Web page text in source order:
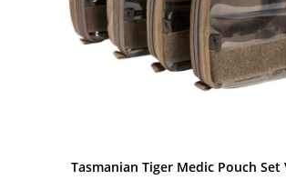
Tasmanian Tiger Medic Pouch Set